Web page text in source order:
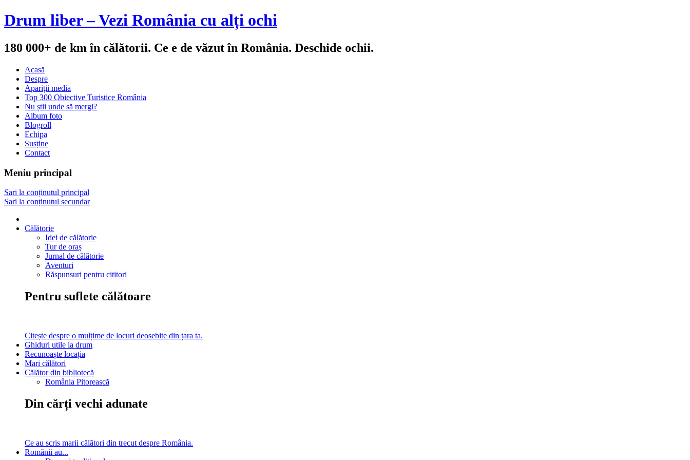
Drum liber – Vezi România cu alți ochi
180 000+ de km în călătorii. Ce e de văzut în România. Deschide ochii.
Acasă
Despre
Apariții media
Top 300 Obiective Turistice România
Nu știi unde să mergi?
Album foto
Blogroll
Echipa
Susține
Contact
Meniu principal
Sari la conținutul principal
Sari la conținutul secundar
Călătorie
Idei de călătorie
Tur de oraș
Jurnal de călătorie
Aventuri
Răspunsuri pentru cititori
Pentru suflete călătoare
Citește despre o mulțime de locuri deosebite din țara ta.
Ghiduri utile la drum
Recunoaște locația
Mari călători
Călător din bibliotecă
România Pitorească
Din cărți vechi adunate
Ce au scris marii călători din trecut despre România.
Românii au...